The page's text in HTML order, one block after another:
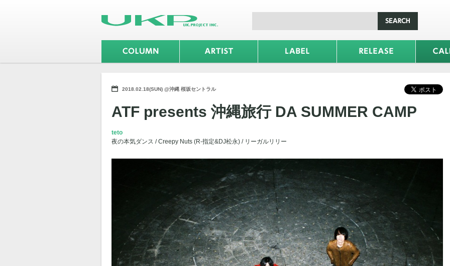
2018.02.18(SUN) @沖縄 桜坂セントラル
ATF presents 沖縄旅行 DA SUMMER CAMP
teto
夜の本気ダンス / Creepy Nuts (R-指定&DJ松永) / リーガルリリー